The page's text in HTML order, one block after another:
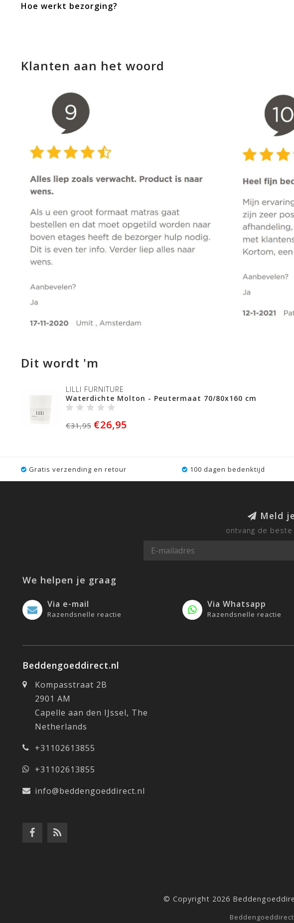
Hoe werkt bezorging?
Klanten aan het woord
Dit wordt 'm
LILLI FURNITURE
Waterdichte Molton - Peutermaat 70/80x160 cm
€31,95 €26,95
Gratis verzending en retour 100 dagen bedenktijd
Meld
ontvang de
We helpen je graag
Via e-mail
Razendsnelle reactie
Via Whatsapp
Razendsnelle reactie
Beddengoeddirect.nl
Kompasstraat 2B
2901 AM
Capelle aan den IJssel, The
Netherlands
+31102613855
+31102613855
info@beddengoeddirect.nl
© Copyright 2026